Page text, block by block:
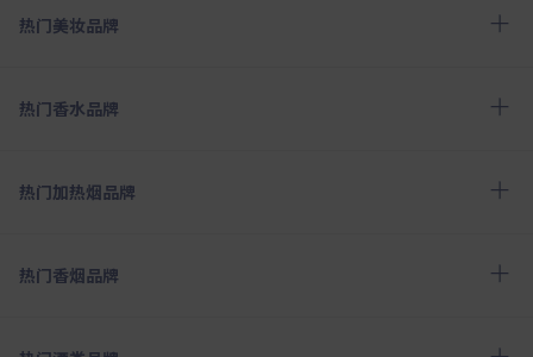
热门美妆品牌
热门香水品牌
热门加热烟品牌
热门香烟品牌